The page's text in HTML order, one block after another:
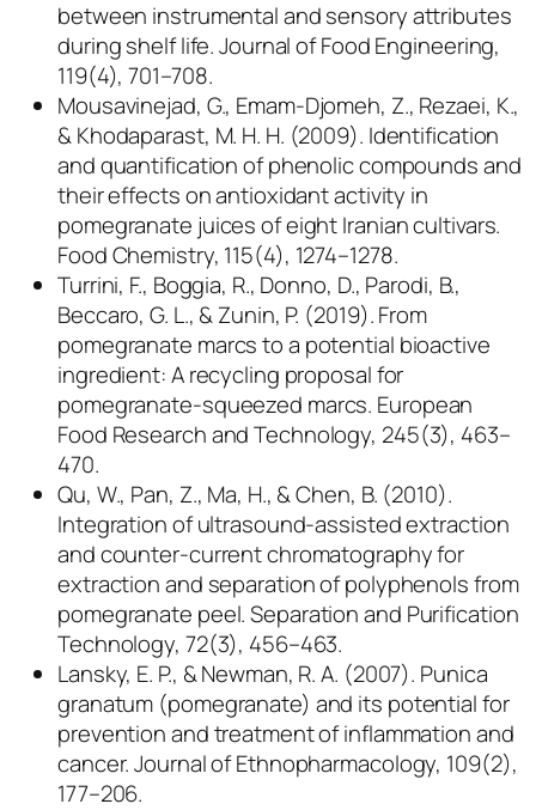
between instrumental and sensory attributes
during shelf life. Journal of Food Engineering,
119(4), 701–708.
Mousavinejad, G., Emam-Djomeh, Z., Rezaei, K.,
& Khodaparast, M. H. H. (2009). Identification
and quantification of phenolic compounds and
their effects on antioxidant activity in
pomegranate juices of eight Iranian cultivars.
Food Chemistry, 115(4), 1274–1278.
Turrini, F., Boggia, R., Donno, D., Parodi, B.,
Beccaro, G. L., & Zunin, P. (2019). From
pomegranate marcs to a potential bioactive
ingredient: A recycling proposal for
pomegranate-squeezed marcs. European
Food Research and Technology, 245(3), 463–
470.
Qu, W., Pan, Z., Ma, H., & Chen, B. (2010).
Integration of ultrasound-assisted extraction
and counter-current chromatography for
extraction and separation of polyphenols from
pomegranate peel. Separation and Purification
Technology, 72(3), 456–463.
Lansky, E. P., & Newman, R. A. (2007). Punica
granatum (pomegranate) and its potential for
prevention and treatment of inflammation and
cancer. Journal of Ethnopharmacology, 109(2),
177–206.